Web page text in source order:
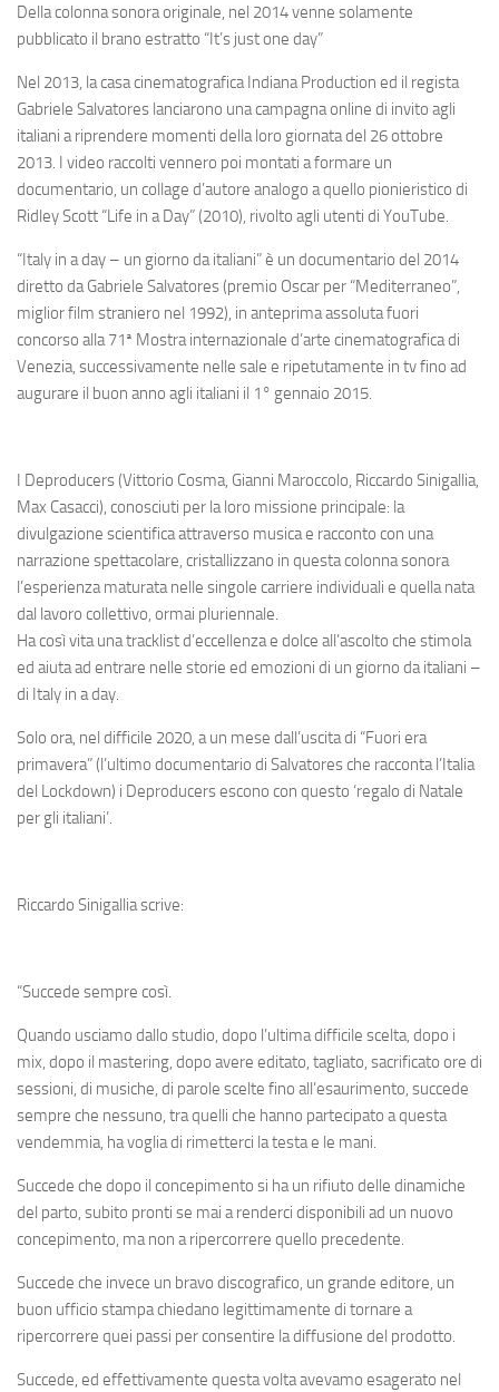
Della colonna sonora originale, nel 2014 venne solamente
pubblicato il brano estratto “It’s just one day”
Nel 2013, la casa cinematografica Indiana Production ed il regista
Gabriele Salvatores lanciarono una campagna online di invito agli
italiani a riprendere momenti della loro giornata del 26 ottobre
2013. I video raccolti vennero poi montati a formare un
documentario, un collage d’autore analogo a quello pionieristico di
Ridley Scott “Life in a Day” (2010), rivolto agli utenti di YouTube.
“Italy in a day – un giorno da italiani” è un documentario del 2014
diretto da Gabriele Salvatores (premio Oscar per “Mediterraneo”,
miglior film straniero nel 1992), in anteprima assoluta fuori
concorso alla 71ª Mostra internazionale d’arte cinematografica di
Venezia, successivamente nelle sale e ripetutamente in tv fino ad
augurare il buon anno agli italiani il 1° gennaio 2015.
I Deproducers (Vittorio Cosma, Gianni Maroccolo, Riccardo Sinigallia,
Max Casacci), conosciuti per la loro missione principale: la
divulgazione scientifica attraverso musica e racconto con una
narrazione spettacolare, cristallizzano in questa colonna sonora
l’esperienza maturata nelle singole carriere individuali e quella nata
dal lavoro collettivo, ormai pluriennale.
Ha così vita una tracklist d’eccellenza e dolce all’ascolto che stimola
ed aiuta ad entrare nelle storie ed emozioni di un giorno da italiani –
di Italy in a day.
Solo ora, nel difficile 2020, a un mese dall’uscita di “Fuori era
primavera” (l’ultimo documentario di Salvatores che racconta l’Italia
del Lockdown) i Deproducers escono con questo ‘regalo di Natale
per gli italiani’.
Riccardo Sinigallia scrive:
“Succede sempre così.
Quando usciamo dallo studio, dopo l’ultima difficile scelta, dopo i
mix, dopo il mastering, dopo avere editato, tagliato, sacrificato ore di
sessioni, di musiche, di parole scelte fino all’esaurimento, succede
sempre che nessuno, tra quelli che hanno partecipato a questa
vendemmia, ha voglia di rimetterci la testa e le mani.
Succede che dopo il concepimento si ha un rifiuto delle dinamiche
del parto, subito pronti se mai a renderci disponibili ad un nuovo
concepimento, ma non a ripercorrere quello precedente.
Succede che invece un bravo discografico, un grande editore, un
buon ufficio stampa chiedano legittimamente di tornare a
ripercorrere quei passi per consentire la diffusione del prodotto.
Succede, ed effettivamente questa volta avevamo esagerato nel